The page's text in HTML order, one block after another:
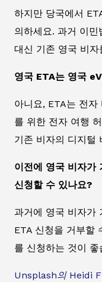
하지만 당국에서
의하세요. 과거 이
대신 기존 영국 비
영국 ETA는 영국
아니요, ETA는 전
를 위한 전자 여행
기존 비자의 디지털
이전에 영국 비자가
신청할 수 있나요?
과거에 영국 비자가
ETA 신청을 거부할
를 신청하는 것이 좋
Unsplash의 Heidi